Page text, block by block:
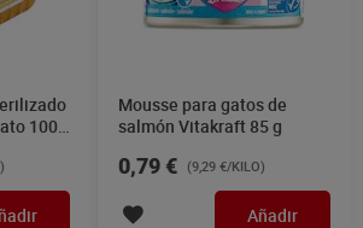
100
Mousse para gatos de
salmón Vitakraft 85 g
0,79 € (9,29 €/KILO)
Añadir